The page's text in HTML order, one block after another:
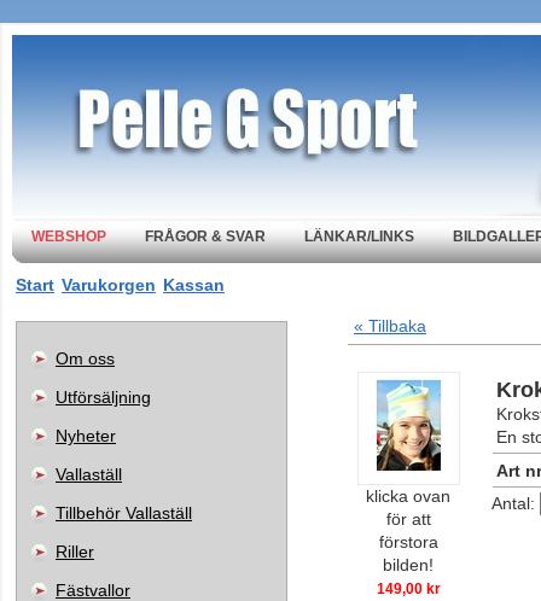
WEBSHOP FRÅGOR & SVAR LÄNKAR/LINKS
Start Varukorgen Kassan
Om oss
Utförsäljning
Nyheter
Vallaställ
Tillbehör Vallaställ
Riller
Fästvallor
« Tillbaka
klicka ovan
för att
förstora
bilden!
149,00 kr
En
Art
Antal: